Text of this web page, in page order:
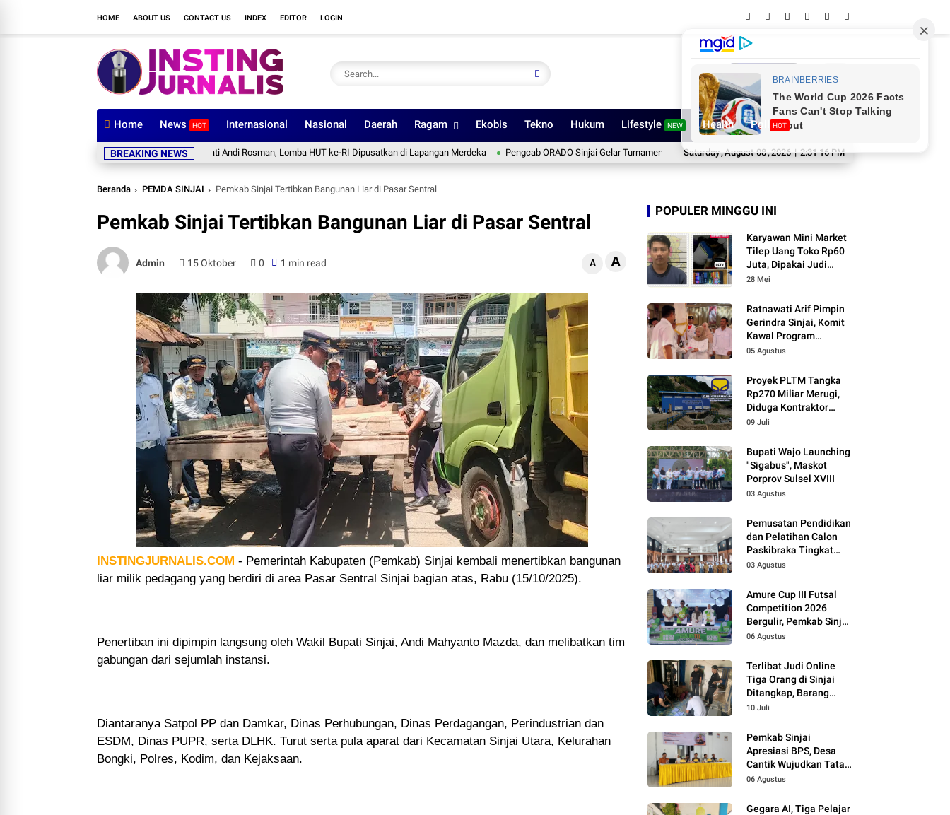
HOME ABOUT US CONTACT US INDEX EDITOR LOGIN
Home News HOT Internasional Nasional Daerah Ragam Ekobis Tekno Hukum Lifestyle NEW Health Poll HOT
Saturday,August 08,2026|2:31 18 PM
BREAKING NEWS
Dibuka Bupati Andi Rosman, Lomba HUT ke-RI Dipusatkan di Lapangan Merdeka Pengcab ORADO Sinjai Gelar Turnamen Domino HUT ke-81 RI, Bidik Atlet Porprov XVIII Pimpinan dan Anggota DPRD
Beranda PEMDA SINJAI Pemkab Sinjai Tertibkan Bangunan Liar di Pasar Sentral
Pemkab Sinjai Tertibkan Bangunan Liar di Pasar Sentral
Admin 15 Oktober 0 1 min read A A
INSTINGJURNALIS.COM - Pemerintah Kabupaten (Pemkab) Sinjai kembali menertibkan bangunan
liar milik pedagang yang berdiri di area Pasar Sentral Sinjai bagian atas, Rabu (15/10/2025).
Penertiban ini dipimpin langsung oleh Wakil Bupati Sinjai, Andi Mahyanto Mazda, dan melibatkan tim
gabungan dari sejumlah instansi.
Diantaranya Satpol PP dan Damkar, Dinas Perhubungan, Dinas Perdagangan, Perindustrian dan
ESDM, Dinas PUPR, serta DLHK. Turut serta pula aparat dari Kecamatan Sinjai Utara, Kelurahan
Bongki, Polres, Kodim, dan Kejaksaan.
POPULER MINGGU INI
Karyawan Mini Market
Tilep Uang Toko Rp60
Juta, Dipakai Judi
Online
28 Mei
Ratnawati Arif Pimpin
Gerindra Sinjai, Komit
Kawal Program
Prabowo
05 Agustus
Proyek PLTM Tangka
Rp270 Miliar Merugi,
Diduga Kontraktor
Tidak Profesional,
09 Juli
Bupati Wajo Launching
"Sigabus", Maskot
Porprov Sulsel XVIII
03 Agustus
Pemusatan Pendidikan
dan Pelatihan Calon
Paskibraka Tingkat
Kabupaten Tahun 2026
03 Agustus
Amure Cup III Futsal
Competition 2026
Bergulir, Pemkab Sinjai
Dukung Pembinaan
06 Agustus
Terlibat Judi Online
Tiga Orang di Sinjai
Ditangkap, Barang
Bukti Kupon Putih
10 Juli
Pemkab Sinjai
Apresiasi BPS, Desa
Cantik Wujudkan Tata
Kelola Data Terpadu
06 Agustus
Gegara AI, Tiga Pelajar